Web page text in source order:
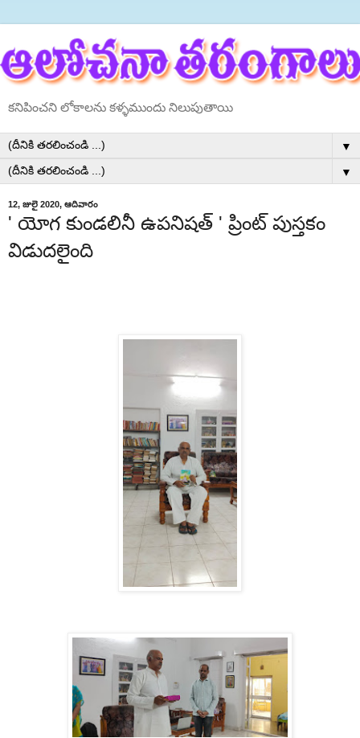
కనిపించని లోకాలను కళ్ళముందు నిలుపుతాయి
▼
▼
12, జులై 2020, ఆదివారం
' యోగ కుండలినీ ఉపనిషత్ ' ప్రింట్ పుస్తకం
విడుదలైంది